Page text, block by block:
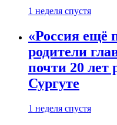
1 неделя спустя
«Россия ещё
родители
почти 20 лет
Сургуте
1 неделя спустя